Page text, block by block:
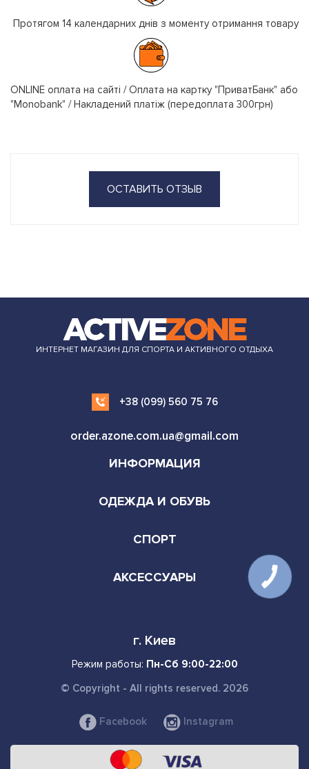
Протягом 14 календарних днів з моменту отримання товару
ONLINE оплата на сайті / Оплата на картку "ПриватБанк" або
"Monobank" / Накладений платіж (передоплата 300грн)
ОСТАВИТЬ ОТЗЫВ
ИНТЕРНЕТ МАГАЗИН ДЛЯ СПОРТА И АКТИВНОГО ОТДЫХА
+38 (099) 560 75 76
order.azone.com.ua@gmail.com
ИНФОРМАЦИЯ
ОДЕЖДА И ОБУВЬ
СПОРТ
АКСЕССУАРЫ
г. Киев
Режим работы: Пн-Сб 9:00-22:00
© Copyright - All rights reserved. 2026
Facebook Instagram